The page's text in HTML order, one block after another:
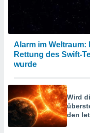
Alarm im Weltraum:
Rettung des Swift-
wurde
Wird
den